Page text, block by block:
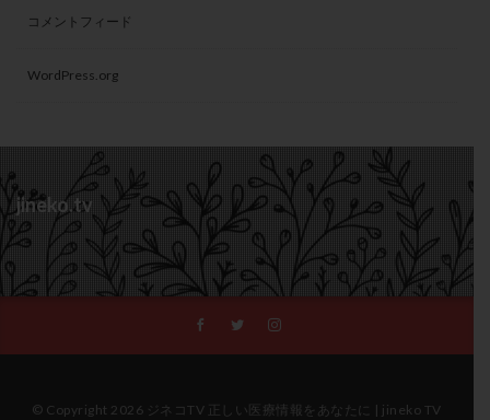
コメントフィード
WordPress.org
jineko.tv
© Copyright 2026 ジネコTV 正しい医療情報をあなたに | jineko TV